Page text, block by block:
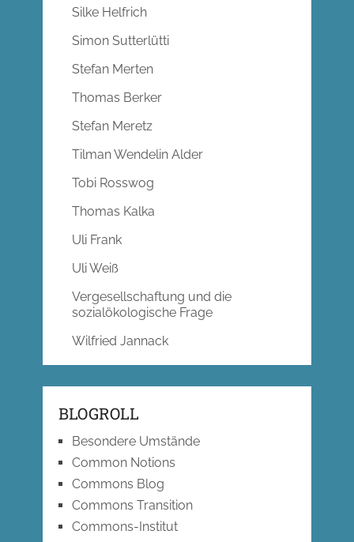
Silke Helfrich
Simon Sutterlütti
Stefan Merten
Thomas Berker
Stefan Meretz
Tilman Wendelin Alder
Tobi Rosswog
Thomas Kalka
Uli Frank
Uli Weiß
Vergesellschaftung und die
sozialökologische Frage
Wilfried Jannack
BLOGROLL
Besondere Umstände
Common Notions
Commons Blog
Commons Transition
Commons-Institut